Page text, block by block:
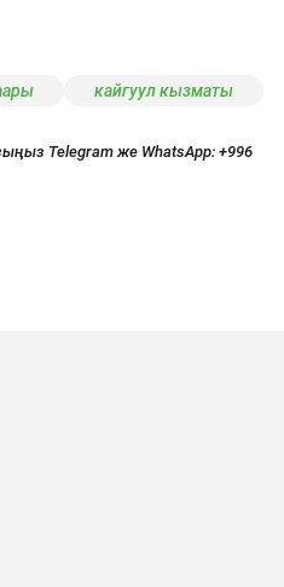
кайгуул кызматы
Telegram же WhatsApp: +996